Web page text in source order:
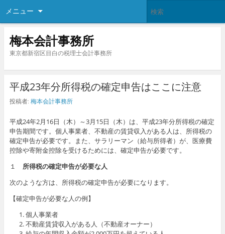
メニュー
梅本会計事務所
東京都新宿区目白の税理士会計事務所
平成23年分所得税の確定申告はここに注意
投稿者: 梅本会計事務所
平成24年2月16日（木）～3月15日（木）は、平成23年分所得税の確定
申告期間です。個人事業者、不動産の賃貸収入がある人は、所得税の
確定申告が必要です。また、サラリーマン（給与所得者）が、医療費
控除や寄附金控除を受けるためには、確定申告が必要です。
１ 所得税の確定申告が必要な人
次のような方は、所得税の確定申告が必要になります。
【確定申告が必要な人の例】
個人事業者
不動産賃貸収入がある人（不動産オーナー）